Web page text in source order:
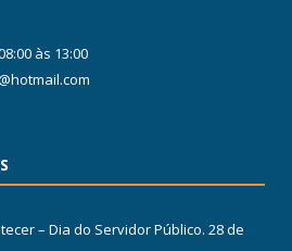
às 13:00
– Dia do Servidor Público. 28 de